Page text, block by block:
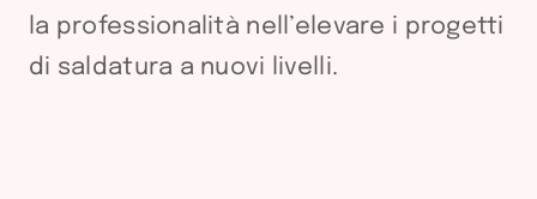
la professionalità nell’elevare i progetti
di saldatura a nuovi livelli.